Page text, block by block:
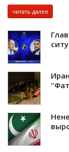
читать далее